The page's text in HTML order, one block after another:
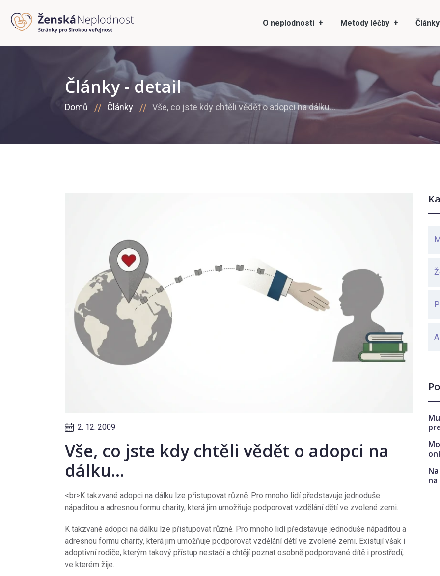
O neplodnosti Metody léčby Články
Články - detail
Domů Články Vše, co jste kdy chtěli vědět o adopci na dálku…
2. 12. 2009
Vše, co jste kdy chtěli vědět o adopci na
dálku…
<br>K takzvané adopci na dálku lze přistupovat různě. Pro mnoho lidí představuje jednoduše
nápaditou a adresnou formu charity, která jim umožňuje podporovat vzdělání dětí ve zvolené zemi.
K takzvané adopci na dálku lze přistupovat různě. Pro mnoho lidí představuje jednoduše nápaditou a
adresnou formu charity, která jim umožňuje podporovat vzdělání dětí ve zvolené zemi. Existují však i
adoptivní rodiče, kterým takový přístup nestačí a chtějí poznat osobně podporované dítě i prostředí,
ve kterém žije.